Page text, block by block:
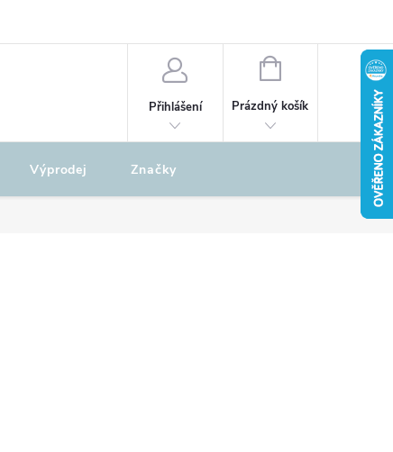
Přihlášení
NÁKUPNÍ
Prázdný košík
Výprodej Značky